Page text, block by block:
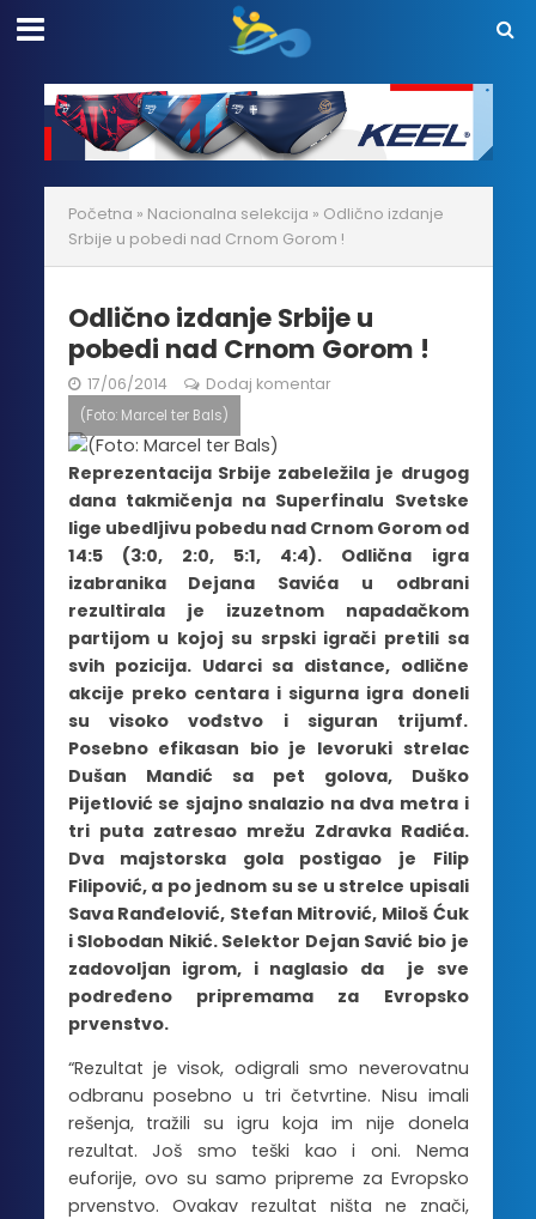
Početna » Nacionalna selekcija » Odlično izdanje
Srbije u pobedi nad Crnom Gorom !
Odlično izdanje Srbije u
pobedi nad Crnom Gorom !
17/06/2014 Dodaj komentar
(Foto: Marcel ter Bals)
Reprezentacija Srbije zabeležila je drugog
dana takmičenja na Superfinalu Svetske
lige ubedljivu pobedu nad Crnom Gorom od
14:5 (3:0, 2:0, 5:1, 4:4). Odlična igra
izabranika Dejana Savića u odbrani
rezultirala je izuzetnom napadačkom
partijom u kojoj su srpski igrači pretili sa
svih pozicija. Udarci sa distance, odlične
akcije preko centara i sigurna igra doneli
su visoko vođstvo i siguran trijumf.
Posebno efikasan bio je levoruki strelac
Dušan Mandić sa pet golova, Duško
Pijetlović se sjajno snalazio na dva metra i
tri puta zatresao mrežu Zdravka Radića.
Dva majstorska gola postigao je Filip
Filipović, a po jednom su se u strelce upisali
Sava Ranđelović, Stefan Mitrović, Miloš Ćuk
i Slobodan Nikić. Selektor Dejan Savić bio je
zadovoljan igrom, i naglasio da je sve
podređeno pripremama za Evropsko
prvenstvo.
“Rezultat je visok, odigrali smo neverovatnu
odbranu posebno u tri četvrtine. Nisu imali
rešenja, tražili su igru koja im nije donela
rezultat. Još smo teški kao i oni. Nema
euforije, ovo su samo pripreme za Evropsko
prvenstvo. Ovakav rezultat ništa ne znači,